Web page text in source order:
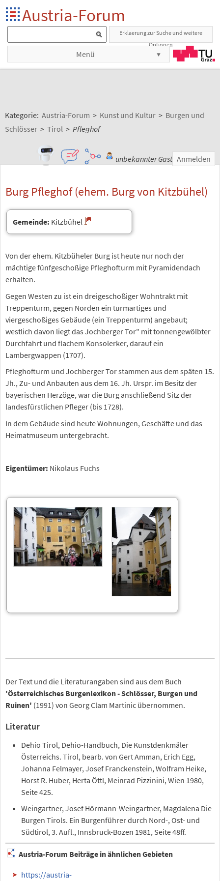
Austria-Forum
Erklaerung zur Suche und weitere
Optionen
Menü
Kategorie: Austria-Forum > Kunst und Kultur > Burgen und
Schlösser > Tirol > Pfleghof
unbekannter Gast Anmelden
Burg Pfleghof (ehem. Burg von Kitzbühel)
Gemeinde: Kitzbühel
Von der ehem. Kitzbüheler Burg ist heute nur noch der
mächtige fünfgeschoßige Pfleghofturm mit Pyramidendach
erhalten.
Gegen Westen zu ist ein dreigeschoßiger Wohntrakt mit
Treppenturm, gegen Norden ein turmartiges und
viergeschoßiges Gebäude (ein Treppenturm) angebaut;
westlich davon liegt das Jochberger Tor" mit tonnengewölbter
Durchfahrt und flachem Konsolerker, darauf ein
Lambergwappen (1707).
Pfleghofturm und Jochberger Tor stammen aus dem späten 15.
Jh., Zu- und Anbauten aus dem 16. Jh. Urspr. im Besitz der
bayerischen Herzöge, war die Burg anschließend Sitz der
landesfürstlichen Pfleger (bis 1728).
In dem Gebäude sind heute Wohnungen, Geschäfte und das
Heimatmuseum untergebracht.
Eigentümer: Nikolaus Fuchs
Der Text und die Literaturangaben sind aus dem Buch
'Österreichisches Burgenlexikon - Schlösser, Burgen und
Ruinen' (1991) von Georg Clam Martinic übernommen.
Literatur
Dehio Tirol, Dehio-Handbuch, Die Kunstdenkmäler
Österreichs. Tirol, bearb. von Gert Amman, Erich Egg,
Johanna Felmayer, Josef Franckenstein, Wolfram Heike,
Horst R. Huber, Herta Öttl, Meinrad Pizzinini, Wien 1980,
Seite 425.
Weingartner, Josef Hörmann-Weingartner, Magdalena Die
Burgen Tirols. Ein Burgenführer durch Nord-, Ost- und
Südtirol, 3. Aufl., Innsbruck-Bozen 1981, Seite 48ff.
Austria-Forum Beiträge in ähnlichen Gebieten
https://austria-